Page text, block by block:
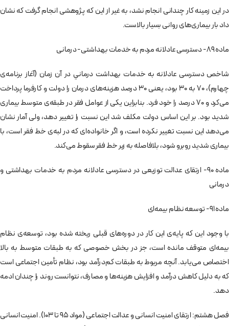
در اين زمينه كار چندانی انجام نشد، به غير از اين كه پژوهشی انجام گرفت كه نشان
داد بار بيماری‌های روانی بسيار بالاست.
ماده 89- دسترسی عادلانه مردم به خدمات بهداشتی-‌ درمانی
شاخص دسترسی عادلانه به خدمات بهداشت درماني در آن زمان (آغاز برنامه‌ی
چهارم)، 70 به 30 بود، يعنی 30 درصد هزينه‌های درمان را دولت و كارفرما پرداخت
می‌كرد و 70 درصد را خود فرد. بنابراين يكی از عوامل فقر در طبقه‌ی متوسط بيماری
شديد بود. بر اين اساس دولت مكلف شد اين نسبت را تغيير دهد، ولی آمار نشان
می‌دهد اين نسبت تغيير نكرده است، و اگر خانواده‌ای كه در لبه‌ی خط فقر است، با
بيماری شديد روبرو شود، بلافاصله به زير خط فقر سقوط می‌كند.
ماده 90- ارتقای عدالت توزيعی در دسترسی عادلانه مردم به خدمات بهداشتی و
درمانی
ماده 91- توسعه نظام بيمه‌ای
با وجود اين كه پايه‌ی اين كار در دوره‌های قبلی ريخته شده بود، توسعه‌ی نظام
بيمه‌ای متوقف مانده است، جز در بخش خصوصی كه به طبقات متوسط به بالا
اختصاص می‌يابد. آنچه مربوط به طبقات كم‌درآمد بود، نظام تأمين اجتماعی است
كه به دليل كاهش درآمد و افزايش هزينه‌ها و مصارف، نتوانست روند را چندان ادمه
دهد.
فصل هشتم: ارتقای امنيت انسانی و عدالت اجتماعی (مواد 95 تا 103). امنيت انسانی